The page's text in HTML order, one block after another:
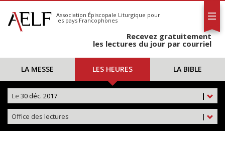
S'abonner
Calendrier
Association Épiscopale Liturgique pour
les pays Francophones
Recevez gratuitement
les lectures du jour par courriel
LA MESSE LES HEURES LA BIBLE
|
Le 30 déc. 2017
|
Office des lectures